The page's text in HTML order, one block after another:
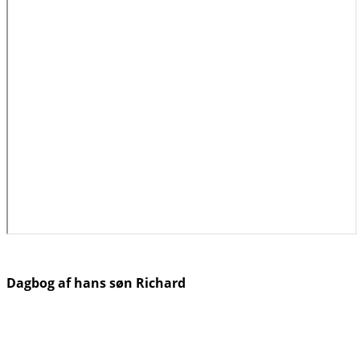
Dagbog af hans søn Richard